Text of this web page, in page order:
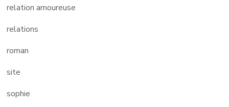
relation amoureuse
relations
roman
site
sophie